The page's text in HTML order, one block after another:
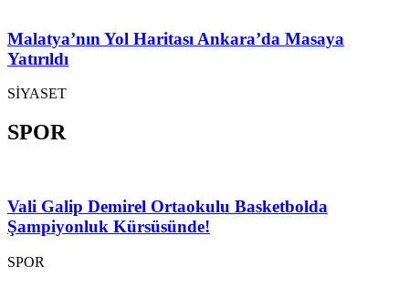
Malatya’nın Yol Haritası Ankara’da Masaya
Yatırıldı
SİYASET
SPOR
Vali Galip Demirel Ortaokulu Basketbolda
Şampiyonluk Kürsüsünde!
SPOR